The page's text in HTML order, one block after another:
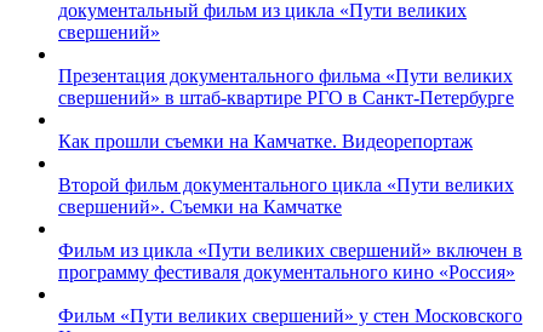
документальный фильм из цикла «Пути великих
свершений»
Презентация документального фильма «Пути великих
свершений» в штаб-квартире РГО в Санкт-Петербурге
Как прошли съемки на Камчатке. Видеорепортаж
Второй фильм документального цикла «Пути великих
свершений». Съемки на Камчатке
Фильм из цикла «Пути великих свершений» включен в
программу фестиваля документального кино «Россия»
Фильм «Пути великих свершений» у стен Московского